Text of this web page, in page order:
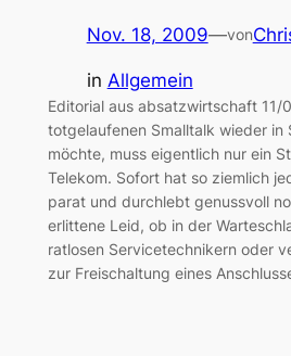
Nov. 18, 2009—von
in Allgemein
Editorial aus absatzwirtschaft 11/
totgelaufenen Smalltalk wieder in
möchte, muss eigentlich nur ein
Telekom. Sofort hat so ziemlich
parat und durchlebt genussvoll
erlittene Leid, ob in der
ratlosen Servicetechnikern oder
zur Freischaltung eines